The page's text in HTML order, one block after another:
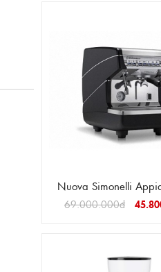
Nuova Simonelli
Group
69.000.000đ